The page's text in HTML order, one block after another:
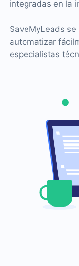
integradas en la
SaveMyLeads
automatizar
especialistas